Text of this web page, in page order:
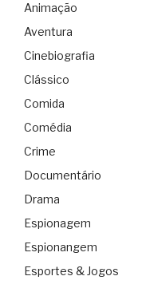
Animação
Aventura
Cinebiografia
Clássico
Comida
Comédia
Crime
Documentário
Drama
Espionagem
Espionangem
Esportes & Jogos